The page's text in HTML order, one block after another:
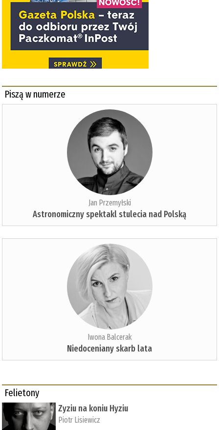
Piszą w numerze
Jan Przemyłski
Astronomiczny spektakl stulecia nad Polską
Iwona Balcerak
Niedoceniany skarb lata
Felietony
Zyziu na koniu Hyziu
Piotr Lisiewicz